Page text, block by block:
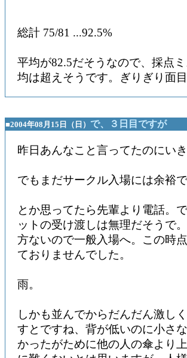
総計 75/81 ...92.5%
平均が82.5だそうなので、採点
均は超えそうです。ぎりぎり面
■2004年08月15日（日） で、３日目ですが
昨日あんなこと言ってたのにい
でもまだサークル入場には余裕
とか思ってたら先輩より電話。
ットの受け渡しは無理だそう
方ないので一般入場へ。この時
ておりませんでした。
雨。
しかも並んでからだんだん激し
すとですね、背が低いのに小さ
かったがために他の人の傘より